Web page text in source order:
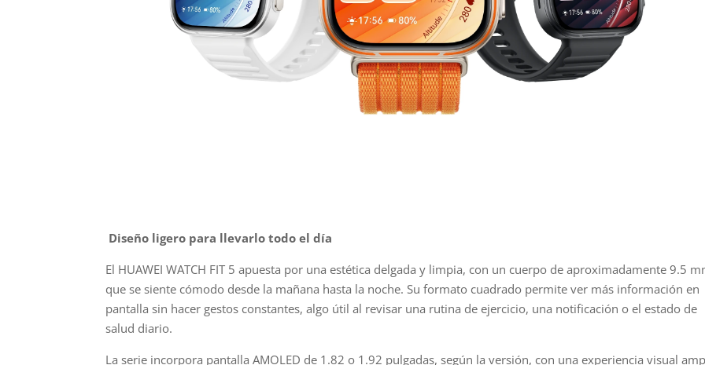
Diseño ligero para llevarlo todo el día
El HUAWEI WATCH FIT 5 apuesta por una estética delgada y limpia, con un cuerpo de aproximadamente 9.5
que se siente cómodo desde la mañana hasta la noche. Su formato cuadrado permite ver más información en
pantalla sin hacer gestos constantes, algo útil al revisar una rutina de ejercicio, una notificación o el estado de
salud diario.
La serie incorpora pantalla AMOLED de 1.82 o 1.92 pulgadas, según la versión, con una experiencia visual